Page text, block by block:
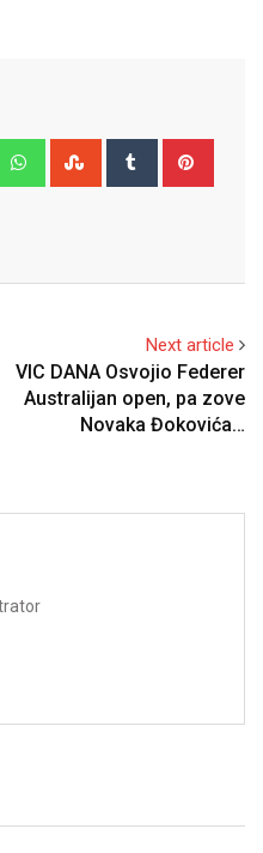
WhatsappStumbleUpon
Tumblr
Next article
VIC DANA Osvojio Federer
Australijan open, pa zove
Novaka Đokovića…